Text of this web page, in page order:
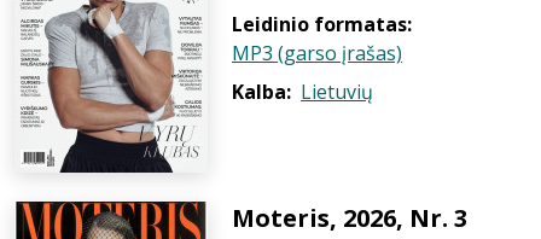
Leidinio formatas:
MP3 (garso įrašas)
Kalba: Lietuvių
Moteris, 2026, Nr. 3